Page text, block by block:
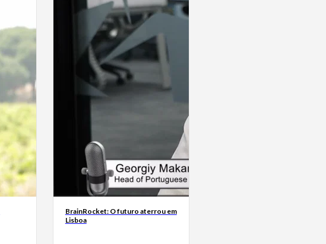
BrainRocket: O futuro aterrou em
Lisboa